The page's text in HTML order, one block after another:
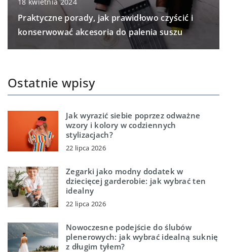
Praktyczne porady, jak prawidłowo czyścić i
konserwować akcesoria do palenia suszu
Ostatnie wpisy
Jak wyrazić siebie poprzez odważne
wzory i kolory w codziennych
stylizacjach?
22 lipca 2026
Zegarki jako modny dodatek w
dziecięcej garderobie: jak wybrać ten
idealny
22 lipca 2026
Nowoczesne podejście do ślubów
plenerowych: jak wybrać idealną suknię
z długim tyłem?